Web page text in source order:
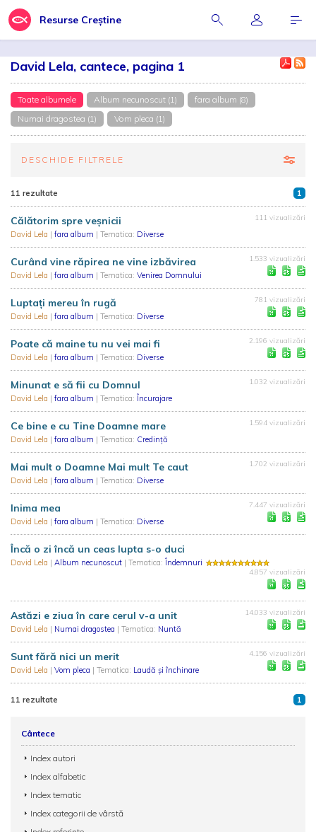
Resurse Creștine
David Lela, cantece, pagina 1
Toate albumele Album necunoscut (1)
fara album (8)
Numai dragostea (1)
Vom pleca (1)
DESCHIDE FILTRELE
11 rezultate 1
Călătorim spre veșnicii
David Lela | fara album | Tematica: Diverse
111 vizualizări
Curând vine răpirea ne vine izbăvirea
David Lela | fara album | Tematica: Venirea Domnului
1.533 vizualizări
Luptați mereu în rugă
David Lela | fara album | Tematica: Diverse
781 vizualizări
Poate că maine tu nu vei mai fi
David Lela | fara album | Tematica: Diverse
2.196 vizualizări
Minunat e să fii cu Domnul
David Lela | fara album | Tematica: Încurajare
1.032 vizualizări
Ce bine e cu Tine Doamne mare
David Lela | fara album | Tematica: Credință
1.594 vizualizări
Mai mult o Doamne Mai mult Te caut
David Lela | fara album | Tematica: Diverse
1.702 vizualizări
Inima mea
David Lela | fara album | Tematica: Diverse
7.447 vizualizări
Încă o zi încă un ceas lupta s-o duci
David Lela | Album necunoscut | Tematica: Îndemnuri
4.857 vizualizări
Astăzi e ziua în care cerul v-a unit
David Lela | Numai dragostea | Tematica: Nuntă
14.033 vizualizări
Sunt fără nici un merit
David Lela | Vom pleca | Tematica: Laudă și închinare
4.156 vizualizări
11 rezultate 1
Cântece
Index autori
Index alfabetic
Index tematic
Index categorii de vârstă